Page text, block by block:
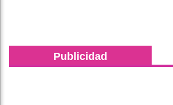
Publicidad